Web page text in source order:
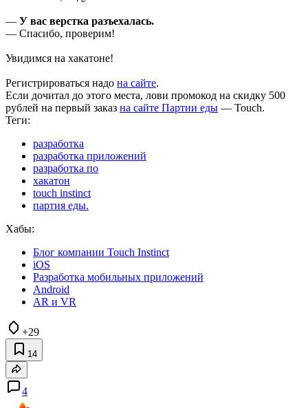
— У вас верстка разъехалась.
— Спасибо, проверим!
Увидимся на хакатоне!
Регистрироваться надо на сайте.
Если дочитал до этого места, лови промокод на скидку 500
рублей на первый заказ на сайте Партии еды — Touch.
Теги:
разработка
разработка приложений
разработка по
хакатон
touch instinct
партия еды.
Хабы:
Блог компании Touch Instinct
iOS
Разработка мобильных приложений
Android
AR и VR
+29
14
4